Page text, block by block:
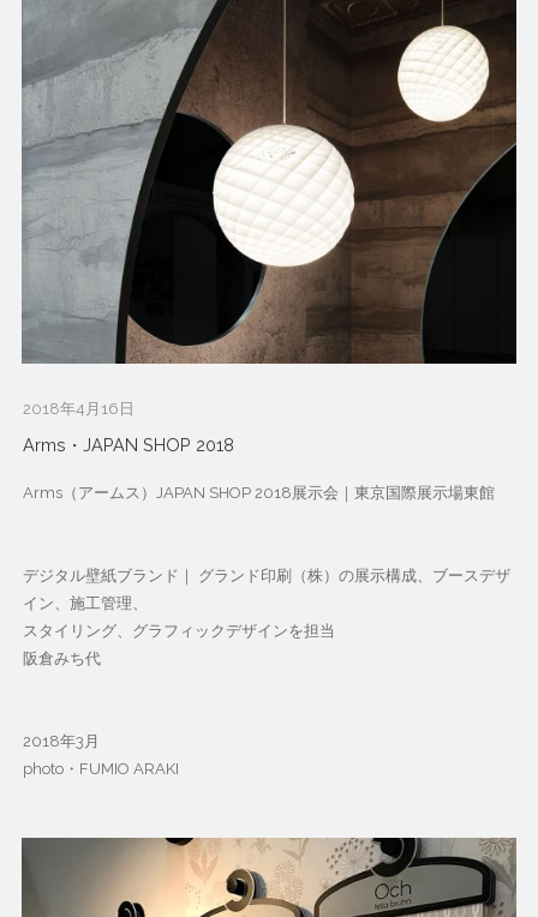
2018年4月16日
Arms・JAPAN SHOP 2018
Arms（アームス）JAPAN SHOP 2018展示会｜東京国際展示場東館
デジタル壁紙ブランド｜ グランド印刷（株）の展示構成、ブースデザ
イン、施工管理、
スタイリング、グラフィックデザインを担当
阪倉みち代
2018年3月
photo・FUMIO ARAKI